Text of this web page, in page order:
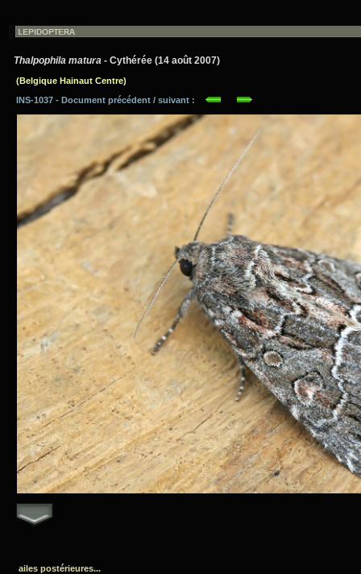
Thalpophila matura - Cythérée (14 août 2007)
(Belgique Hainaut Centre)
INS-1037 - Document précédent / suivant :
ailes postérieures...